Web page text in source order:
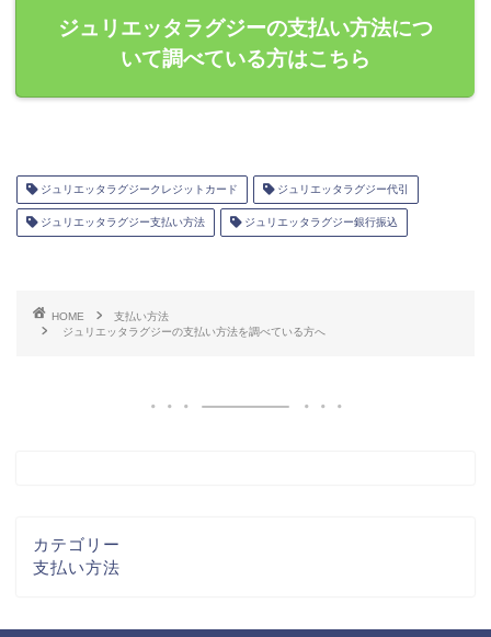
ジュリエッタラグジーの支払い方法につ
いて調べている方はこちら
ジュリエッタラグジークレジットカード ジュリエッタラグジー代引
ジュリエッタラグジー支払い方法 ジュリエッタラグジー銀行振込
HOME
支払い方法
ジュリエッタラグジーの支払い方法を調べている方へ
カテゴリー
支払い方法